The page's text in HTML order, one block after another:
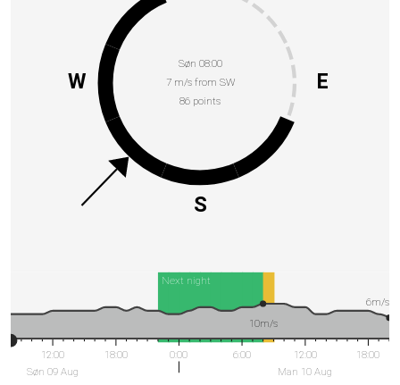
Søn 08:00
7 m/s from SW
86 points
E
S
W
Next night
12:00
Søn 09 Aug
18:00 0:00 6:00
12:00
Man 10 Aug
18:00
10m/s
6m/s